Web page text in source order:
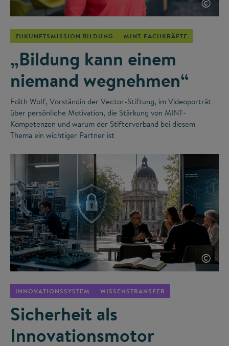
ZUKUNFTSMISSION BILDUNG MINT-FACHKRÄFTE
„Bildung kann einem
niemand wegnehmen“
Edith Wolf, Vorständin der Vector-Stiftung, im Videoporträt
über persönliche Motivation, die Stärkung von MINT-
Kompetenzen und warum der Stifterverband bei diesem
Thema ein wichtiger Partner ist
©
INNOVATIONSSYSTEM WISSENSTRANSFER
Sicherheit als
Innovationsmotor